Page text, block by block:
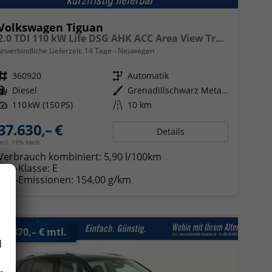
Tiguan
2.0 TDI 110 kW Life DSG AHK ACC Area View Travel
Lieferzeit: 14 Tage Neuwagen
Fahrzeugnr. 360920 Getriebe Automatik
Kraftstoff Diesel Außenfarbe
Grenadillschwarz Metallic
Leistung 110 kW (150 PS) Kilometerstand 10 km
€
19% MwSt.
Details
kombiniert: 5,90 l/100km
2-Klasse: E
-Emissionen: 154,00 g/km
370,– € mtl.